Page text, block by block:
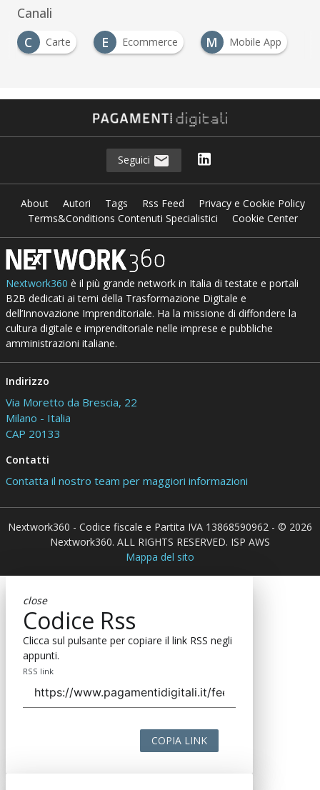
Canali
C
Carte E Ecommerce M Mobile App
Seguici
About Autori Tags Rss Feed
Privacy e Cookie Policy
Terms&Conditions Contenuti Specialistici
Cookie Center
Nextwork360 è il più grande network in Italia di testate e portali
B2B dedicati ai temi della Trasformazione Digitale e
dell’Innovazione Imprenditoriale. Ha la missione di diffondere la
cultura digitale e imprenditoriale nelle imprese e pubbliche
amministrazioni italiane.
Indirizzo
Via Moretto da Brescia, 22
Milano - Italia
CAP 20133
Contatti
Contatta il nostro team per maggiori informazioni
Nextwork360 - Codice fiscale e Partita IVA 13868590962 - © 2026
Nextwork360. ALL RIGHTS RESERVED. ISP AWS
Mappa del sito
close
Codice Rss
Clicca sul pulsante per copiare il link RSS negli
appunti.
RSS link
COPIA LINK